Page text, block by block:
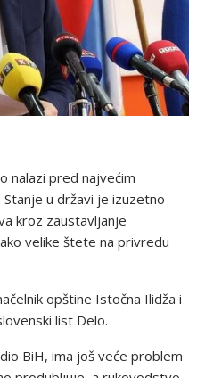
nalazi pred najvećim
u državi je izuzetno
kroz zaustavljanje
velike štete na privredu
opštine Istočna Ilidža i
list Delo.
BiH, ima još veće problem